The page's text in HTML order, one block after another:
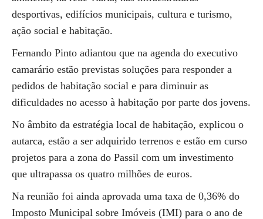
desportivas, edifícios municipais, cultura e turismo,
ação social e habitação.
Fernando Pinto adiantou que na agenda do executivo
camarário estão previstas soluções para responder a
pedidos de habitação social e para diminuir as
dificuldades no acesso à habitação por parte dos jovens.
No âmbito da estratégia local de habitação, explicou o
autarca, estão a ser adquirido terrenos e estão em curso
projetos para a zona do Passil com um investimento
que ultrapassa os quatro milhões de euros.
Na reunião foi ainda aprovada uma taxa de 0,36% do
Imposto Municipal sobre Imóveis (IMI) para o ano de